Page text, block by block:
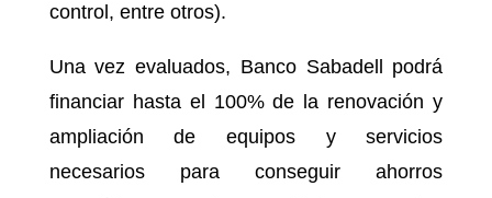
control, entre otros).
Una vez evaluados, Banco Sabadell podrá
financiar hasta el 100% de la renovación y
ampliación de equipos y servicios
necesarios para conseguir ahorros